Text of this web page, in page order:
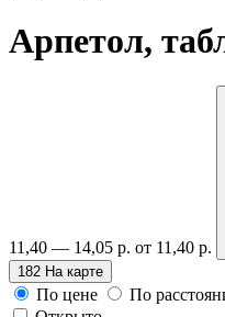
Арпетол,
11,40 — 14,05 р. от 11,40 р.
182 На карте
По цене
По